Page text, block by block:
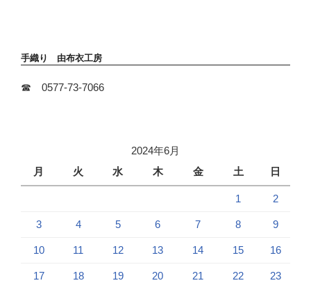
手織り 由布衣工房
☎ 0577-73-7066
2024年6月
月
火 水 木 金 土 日
1 2
3 4 5 6 7 8 9
10 11 12 13 14 15 16
17 18 19 20 21 22 23